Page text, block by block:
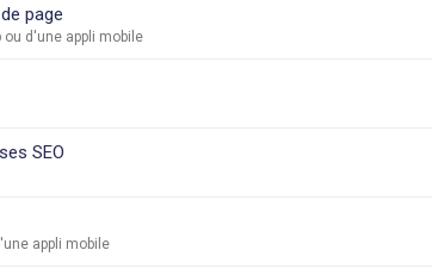
page
ou d'une appli mobile
SEO
appli mobile